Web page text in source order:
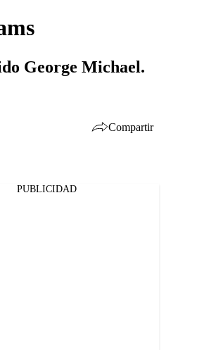
George Michael.
Compartir
PUBLICIDAD